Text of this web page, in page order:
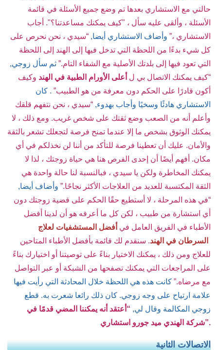
حالتي مع الاستشاري بعدها تم وضع جميع الأسئلة في قائمة
الأسئلة ، وألقى عليه سأل ، "كيف يمكنك مساعدتنا؟". أجاب
الاستشاري ،” وأضاف الاستشاري أيضا, “سيدي ، نحن نحرص على
كل شيء بدءًا من اللحظة التي تدخل فيها إلى الهند إلى اللحظة
التي تعود فيها إلى بلدتك الأصلية مع الشفاء التام.” ثم سأل زوجي,
“كيف يمكنك الاتصال بي ل أعلى الأورام الطبية في الهند وكيف
أكون قادرًا على الحكم دون معرفة من هو الطبيب” . كان
الاستشاري هادئًا وسخيًا وأجاب بهدوء, “سيدي ، نحن نتفهم قلقك
وأعلم أنه من الصعب وضع ثقتك على شخص غريب. ومع ذلك ، لا
يمكنك الوثوق بشخص ما إلا عندما تمنح فرصة لتجعلك تشعر بالثقة
والأمان. عليك أن تعطينا فرصة للتأكد من أننا لن نخذلكم في أي
مكان. أفهم أيضًا أن إحدى الفرص هنا هي حياة زوجتك ، لذا لا
يمكنك المخاطرة ولكن يا سيدي ، فبالنسبة لنا حالة واحدة هي
الثقة المكتسبة للعديد من العلاجات الأكثر نجاحًا.” وأضاف أيضا,
“في هذه المرحلة ، لا أستطيع حقًا الحكم على قضية زوجتك دون
أي استشارة من طبيب ، لكن كل ما أعرفه هو أن لدينا أفضل
الأطباء في الفريق العامل في أفضل المستشفيات لعلاج
السرطان في الهند. سنقدم لك قائمة بأفضل الأطباء المتاحين
للعلاج ومن ذلك ، يمكنك الاختيار بناءً على توصيتنا أو اختيارك بناءً
على المراجعات التي يمكنك تصفحها من الشبكة أو عبر التواصل
مع مرضاه.” كانت هذه هي اللحظة خلال المحادثة التي رأيت فيها
علامة ارتياح على وجه زوجي. كان ذلك رائعا شعرت به. قطع
زوجي المكالمة وقال لي, “أعتقد أنه يمكننا المضي قدمًا في
شركة الهندي ميد جورو استشاري”.
الاتصالات الثانية